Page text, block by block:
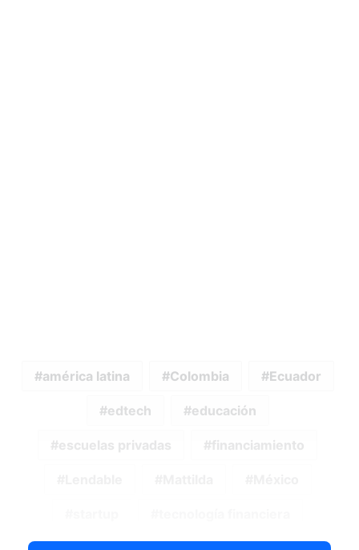
américa latina Colombia Ecuador
edtech educación
escuelas privadas financiamiento